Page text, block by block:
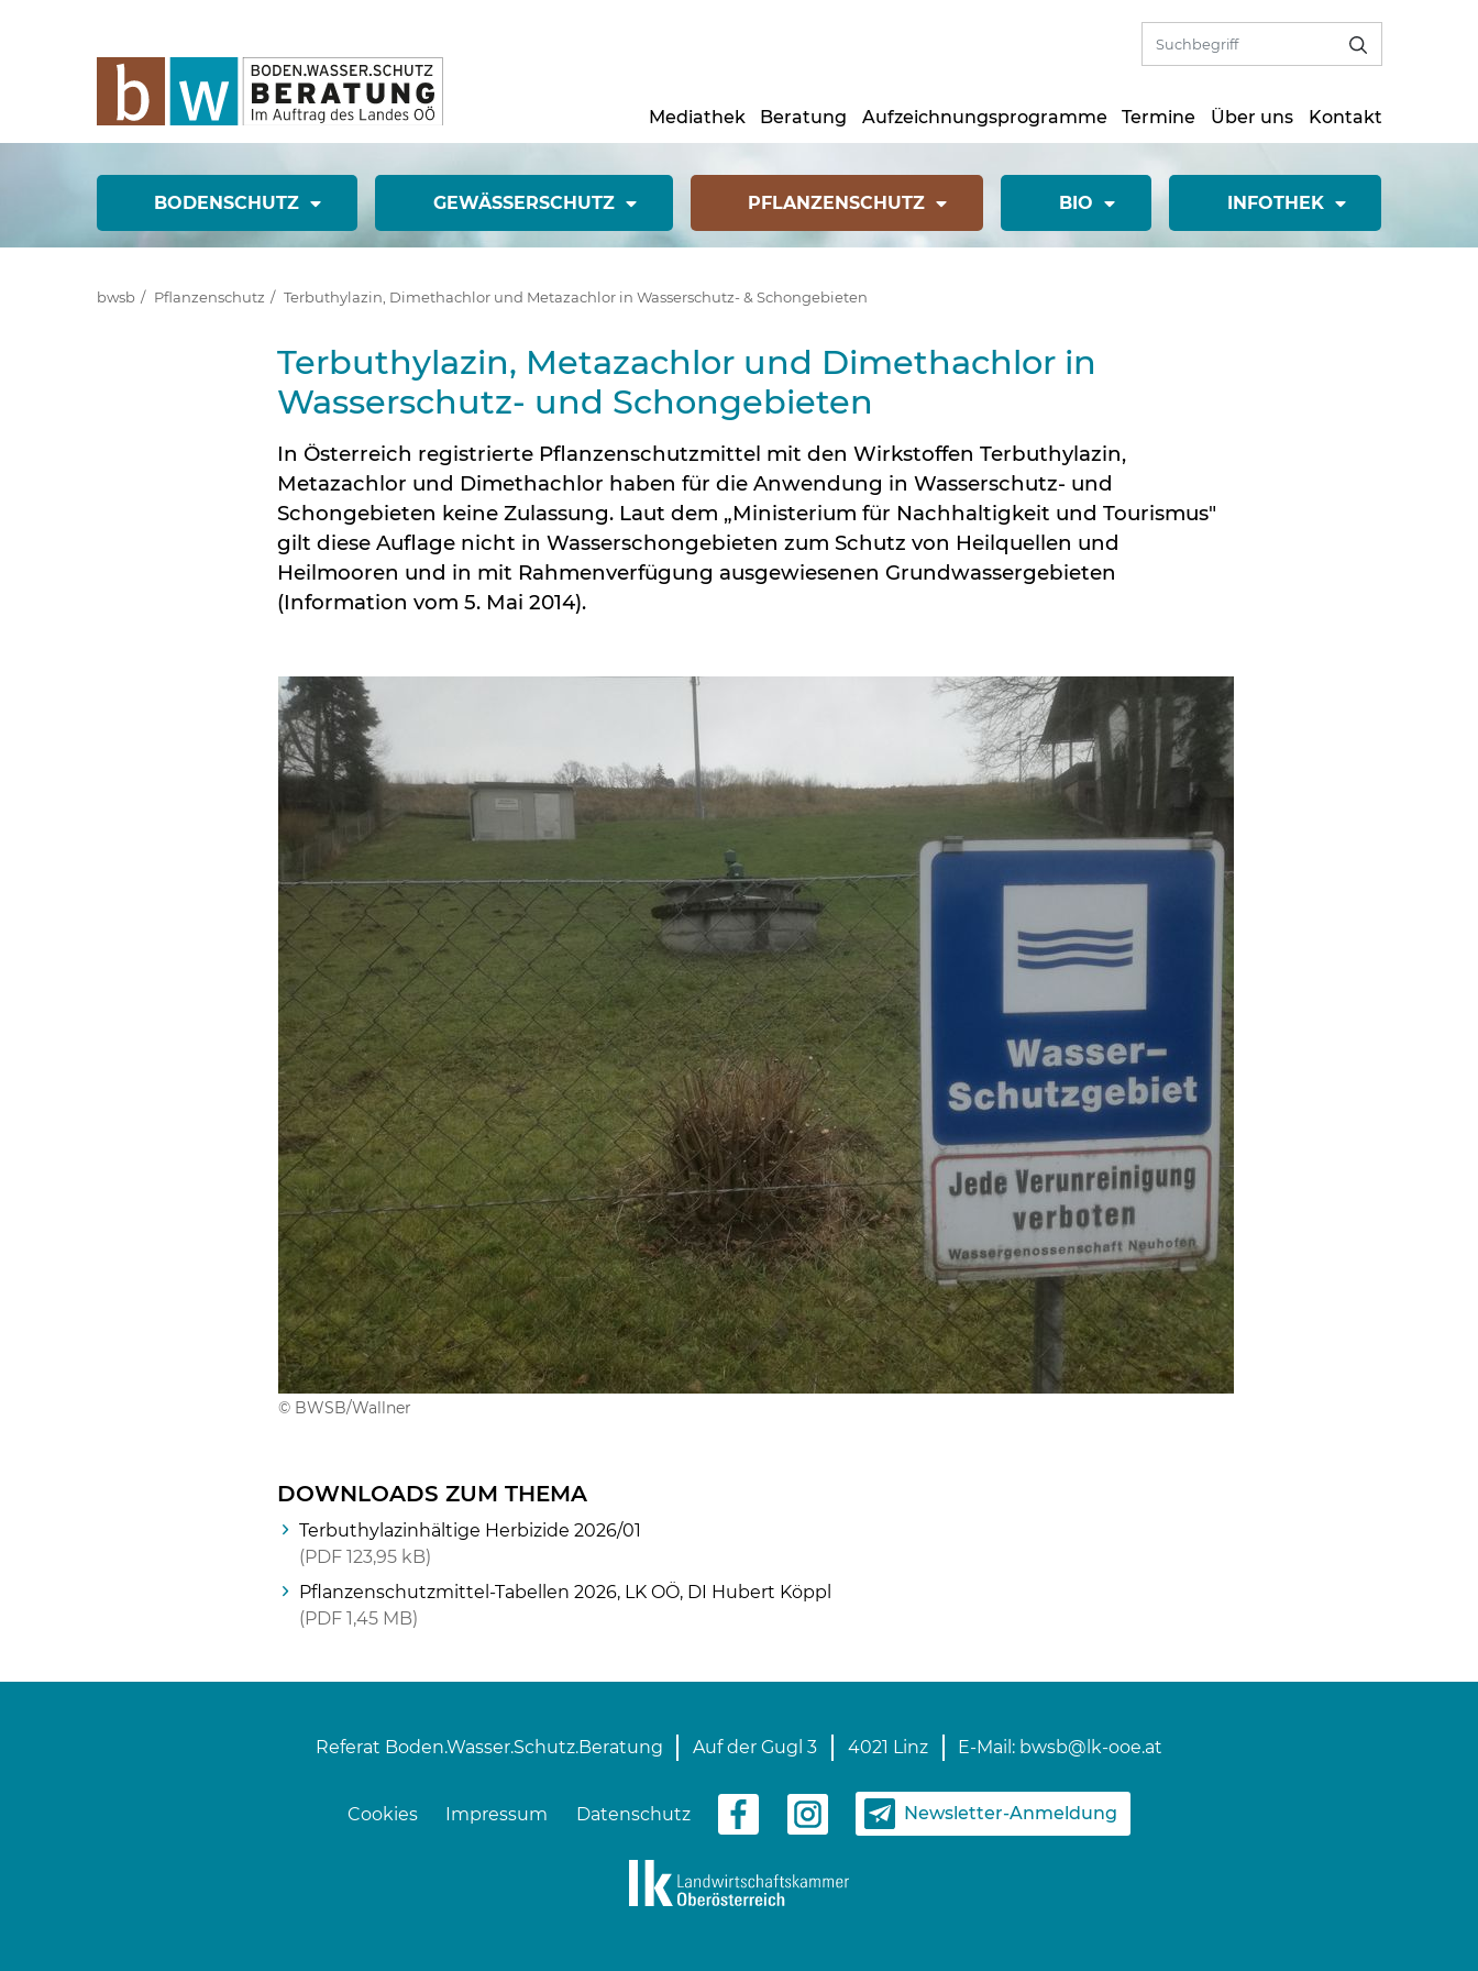
Mediathek Beratung Aufzeichnungsprogramme Termine Über uns Kontakt
BODENSCHUTZ GEWÄSSERSCHUTZ PFLANZENSCHUTZ
(CURRENT)1 BIO INFOTHEK
bwsb Pflanzenschutz Terbuthylazin, Dimethachlor und Metazachlor in Wasserschutz- & Schongebieten
Terbuthylazin, Metazachlor und Dimethachlor in
Wasserschutz- und Schongebieten
In Österreich registrierte Pflanzenschutzmittel mit den Wirkstoffen Terbuthylazin,
Metazachlor und Dimethachlor haben für die Anwendung in Wasserschutz- und
Schongebieten keine Zulassung. Laut dem „Ministerium für Nachhaltigkeit und Tourismus"
gilt diese Auflage nicht in Wasserschongebieten zum Schutz von Heilquellen und
Heilmooren und in mit Rahmenverfügung ausgewiesenen Grundwassergebieten
(Information vom 5. Mai 2014).
© BWSB/Wallner
DOWNLOADS ZUM THEMA
Terbuthylazinhältige Herbizide 2026/01
PDF 123,95 kB
Pflanzenschutzmittel-Tabellen 2026, LK OÖ, DI Hubert Köppl
PDF 1,45 MB
Referat Boden.Wasser.Schutz.Beratung Auf der Gugl 3 4021 Linz E-Mail: bwsb@lk-ooe.at
Cookies Impressum Datenschutz Newsletter-Anmeldung